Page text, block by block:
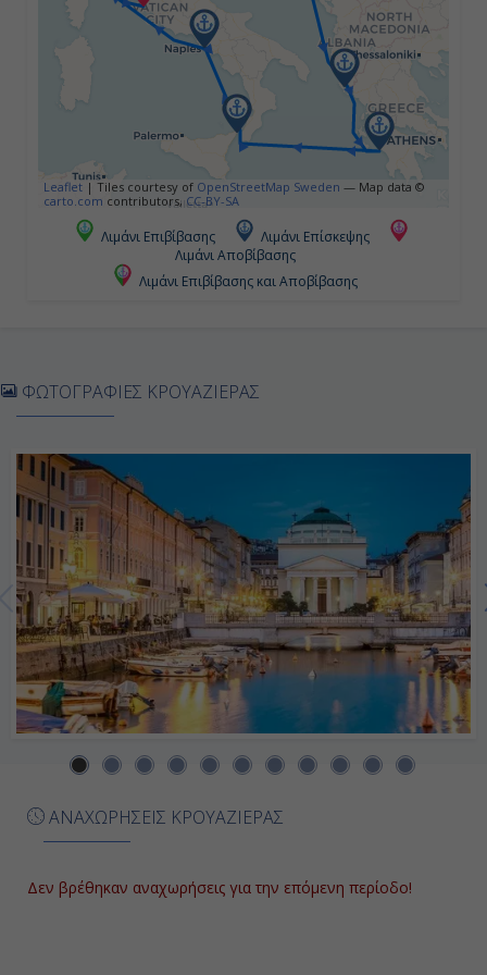
08:00
20:00
Ημέρα 5η
Κότορ, Μαυροβούνιο
08:00
Ημέρα 7η
Κατάκολο (Αρχ. Ολυμπία), Ελλάδα
07:00
16:00
Ημέρα 8η
18:00
Leaflet | Tiles courtesy of OpenStreetMap Sweden — Map data ©
carto.com contributors, CC-BY-SA
Λιμάνι Επιβίβασης
Λιμάνι Επίσκεψης
Λιμάνι Αποβίβασης
Λιμάνι Επιβίβασης και Αποβίβασης
ΑΝΑΧΩΡΗΣΕΙΣ ΚΡΟΥΑΖΙΕΡΑΣ
Δεν βρέθηκαν αναχωρήσεις για την επόμενη περίοδο!
ΦΩΤΟΓΡΑΦΙΕΣ ΚΡΟΥΑΖΙΕΡΑΣ